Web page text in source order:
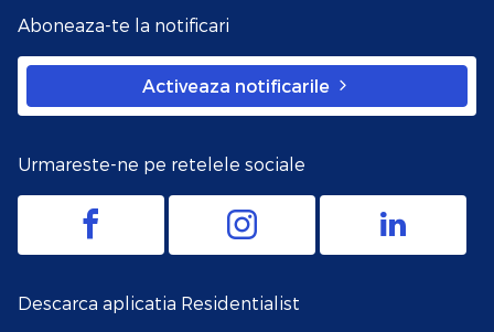
Aboneaza-te la notificari
Activeaza notificarile
Urmareste-ne pe retelele sociale
Descarca aplicatia Residentialist